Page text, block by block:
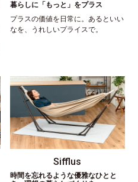
暮らしに「もっと」をプラス
プラスの価値を日常に。あるといい
なを、うれしいプライスで。
Sifflus
時間を忘れるような優雅なひとと